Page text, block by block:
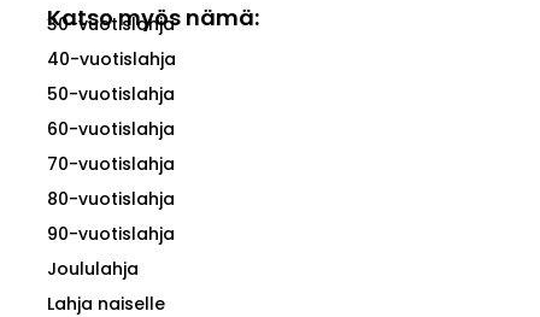
Katso myös nämä:
30-vuotislahja
40-vuotislahja
50-vuotislahja
60-vuotislahja
70-vuotislahja
80-vuotislahja
90-vuotislahja
Joululahja
Lahja naiselle